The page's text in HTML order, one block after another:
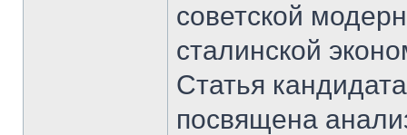
советской
сталинской
Статья
посвящена